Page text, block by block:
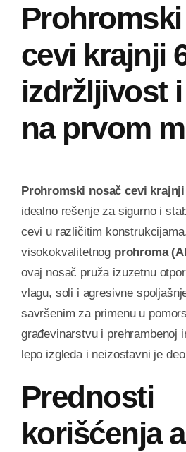
cevi krajnji
izdržljivost
na prvom
Prohromski nosač cevi krajnji
idealno rešenje za sigurno i
cevi u različitim
visokokvalitetnog prohroma
ovaj nosač pruža izuzetnu
vlagu, soli i agresivne
savršenim za primenu u
građevinarstvu i prehrambenoj
lepo izgleda i neizostavni je
Prednosti
korišćenja